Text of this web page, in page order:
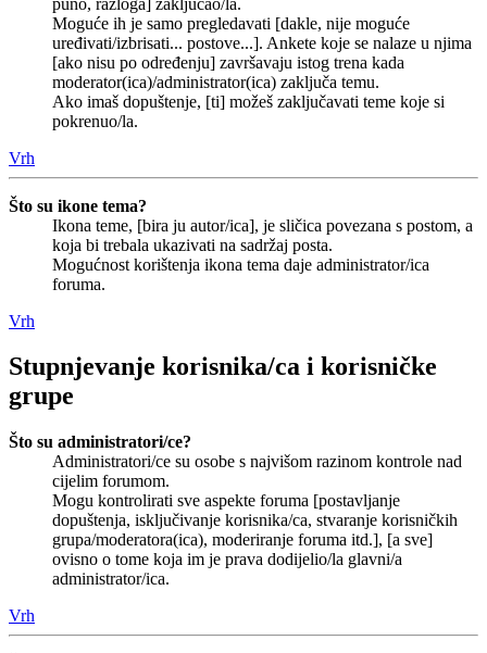
Moguće ih je samo pregledavati [dakle, nije moguće
uređivati/izbrisati... postove...]. Ankete koje se nalaze u njima
[ako nisu po određenju] završavaju istog trena kada
moderator(ica)/administrator(ica) zaključa temu.
Ako imaš dopuštenje, [ti] možeš zaključavati teme koje si
pokrenuo/la.
Vrh
Što su ikone tema?
Ikona teme, [bira ju autor/ica], je sličica povezana s postom, a
koja bi trebala ukazivati na sadržaj posta.
Mogućnost korištenja ikona tema daje administrator/ica
foruma.
Vrh
Stupnjevanje korisnika/ca i korisničke
grupe
Što su administratori/ce?
Administratori/ce su osobe s najvišom razinom kontrole nad
cijelim forumom.
Mogu kontrolirati sve aspekte foruma [postavljanje
dopuštenja, isključivanje korisnika/ca, stvaranje korisničkih
grupa/moderatora(ica), moderiranje foruma itd.], [a sve]
ovisno o tome koja im je prava dodijelio/la glavni/a
administrator/ica.
Vrh